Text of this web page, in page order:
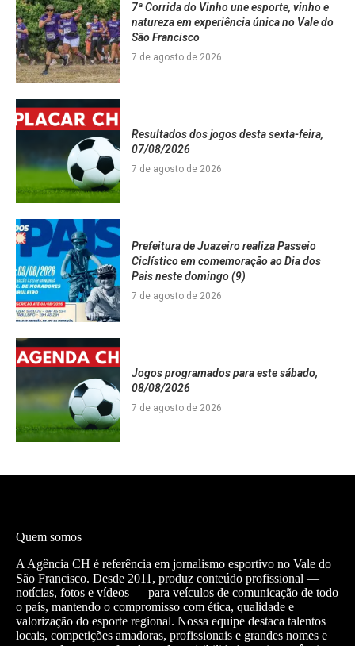
7ª Corrida do Vinho une esporte, vinho e
natureza em experiência única no Vale do
São Francisco
7 de agosto de 2026
Resultados dos jogos desta sexta-feira,
07/08/2026
7 de agosto de 2026
Prefeitura de Juazeiro realiza Passeio
Ciclístico em comemoração ao Dia dos
Pais neste domingo (9)
7 de agosto de 2026
Jogos programados para este sábado,
08/08/2026
7 de agosto de 2026
Quem somos
A Agência CH é referência em jornalismo esportivo no Vale do
São Francisco. Desde 2011, produz conteúdo profissional —
notícias, fotos e vídeos — para veículos de comunicação de todo
o país, mantendo o compromisso com ética, qualidade e
valorização do esporte regional. Nossa equipe destaca talentos
locais, competições amadoras, profissionais e grandes nomes e